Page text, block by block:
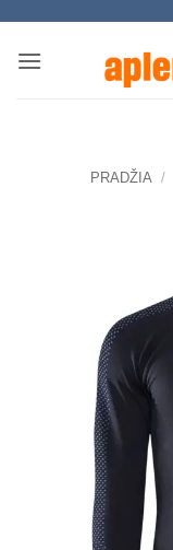
content
PRADŽIA /